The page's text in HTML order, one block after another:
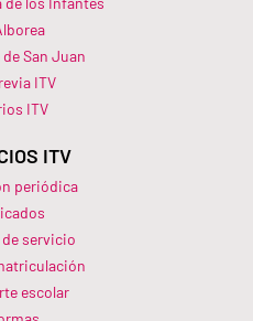
San Juan
ITV
ITV​
ITV
periódica
servicio
escolar